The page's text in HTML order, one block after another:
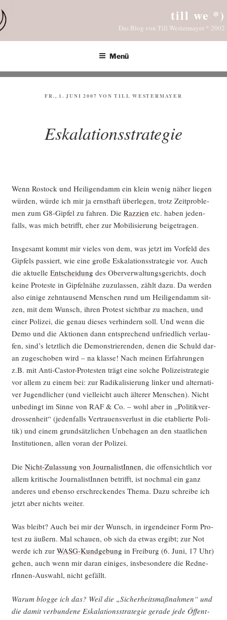
Inhalt
springen
till we *)
Das Blog von Till Westermayer * 2002
Menü
VERÖFFENTLICHT
FR., 1. JUNI 2007 VONTILL WESTERMAYER
Eskalationsstrategie
Wenn Ros­tock und Hei­li­gen­damm ein klein wenig näher lie­gen
wür­den, wür­de ich mir ja ernst­haft über­le­gen, trotz Zeit­pro­ble­
men zum G8-Gip­fel zu fah­ren. Die Raz­zi­en etc. haben jeden­
falls, was mich betrifft, eher zur Mobi­li­sie­rung beigetragen.
Ins­ge­samt kommt mir vie­les von dem, was jetzt im Vor­feld des
Gip­fels pas­siert, wie eine gro­ße Eska­la­ti­ons­stra­te­gie vor. Auch
die aktu­el­le Ent­schei­dung des Ober­ver­wal­tungs­ge­richts, doch
kei­ne Pro­tes­te in Gip­fel­nä­he zuzu­las­sen, zählt dazu. Da wer­den
also eini­ge zehn­tau­send Men­schen rund um Hei­li­gen­damm sit­
zen, mit dem Wunsch, ihren Pro­test sicht­bar zu machen, und
einer Poli­zei, die genau die­ses ver­hin­dern soll. Und wenn die
Demo und die Aktio­nen dann ent­spre­chend unfried­lich ver­lau­
fen, sind’s letzt­lich die Demons­trie­ren­den, denen die Schuld dar­
an zuge­scho­ben wird – na klas­se! Nach mei­nen Erfah­run­gen
z.B. mit Anti-Cas­tor-Pro­tes­ten trägt eine sol­che Poli­zei­stra­te­gie
vor allem zu einem bei: zur Radi­ka­li­sie­rung lin­ker und alter­na­ti­
ver Jugend­li­cher (und viel­leicht auch älte­rer Men­schen). Nicht
unbe­dingt im Sin­ne von RAF & Co. – wohl aber in „Poli­tik­ver­
dros­sen­heit“ (jeden­falls Ver­trau­ens­ver­lust in die eta­blier­te Poli­
tik) und einem grund­sätz­li­chen Unbe­ha­gen an den staat­li­chen
Insti­tu­tio­nen, allen vor­an der Polizei.
Die Nicht-Zulas­sung von Jour­na­lis­tIn­nen, die offen­sicht­lich vor
allem kri­ti­sche Jour­na­lis­tIn­nen betrifft, ist noch­mal ein ganz
ande­res und eben­so erschre­cken­des The­ma. Dazu schrei­be ich
jetzt aber nichts weiter.
Was bleibt? Auch bei mir der Wunsch, in irgend­ei­ner Form Pro­
test zu äußern. Mal schau­en, ob sich da etwas ergibt; zur Not
wer­de ich zur WASG-Kund­ge­bung in Frei­burg (6. Juni, 17 Uhr)
gehen, auch wenn mir dar­an eini­ges, ins­be­son­de­re die Red­ne­
rIn­nen-Aus­wahl, nicht gefällt.
War­um blog­ge ich das? Weil die „Sicher­heits­maß­nah­men“ und
die damit ver­bun­de­ne Eska­la­ti­ons­stra­te­gie gera­de jede Öffent­